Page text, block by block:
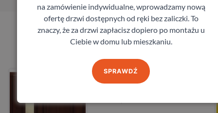
Produkty marki CAL
Drzwi CAL Vintage Wiktoria
CAL
na zamówienie indywidualne, wprowadzamy nową
ofertę drzwi dostępnych od ręki bez zaliczki. To
znaczy, że za drzwi zapłacisz dopiero po montażu u
Ciebie w domu lub mieszkaniu.
SPRAWDŹ